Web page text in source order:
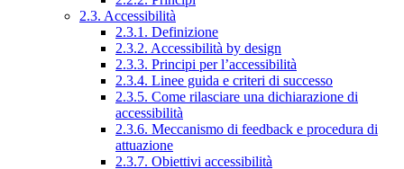
2.3. Accessibilità
2.3.1. Definizione
2.3.2. Accessibilità by design
2.3.3. Principi per l’accessibilità
2.3.4. Linee guida e criteri di successo
2.3.5. Come rilasciare una dichiarazione di
accessibilità
2.3.6. Meccanismo di feedback e procedura di
attuazione
2.3.7. Obiettivi accessibilità